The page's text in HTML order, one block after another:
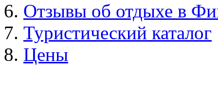
Отзывы об отдыхе в
Туристический каталог
Цены